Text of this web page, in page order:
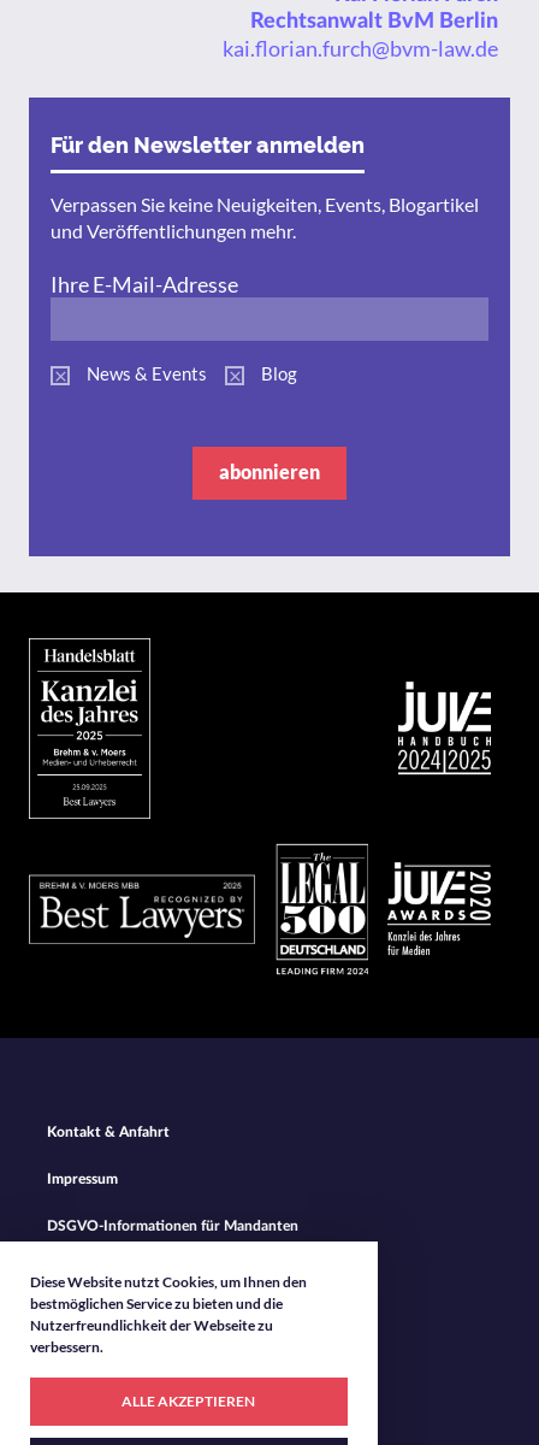
Diese Website nutzt Cookies, um Ihnen den
bestmöglichen Service zu bieten und die
Nutzerfreundlichkeit der Webseite zu
verbessern.
ALLE AKZEPTIEREN
Rechtsanwalt BvM Berlin
kai.florian.furch@bvm-law.de
Für den Newsletter anmelden
Verpassen Sie keine Neuigkeiten, Events, Blogartikel
und Veröffentlichungen mehr.
Ihre E-Mail-Adresse
News & Events Blog
abonnieren
Bild
Footer
Navigation
Kontakt & Anfahrt
Impressum
DSGVO-Informationen für Mandanten